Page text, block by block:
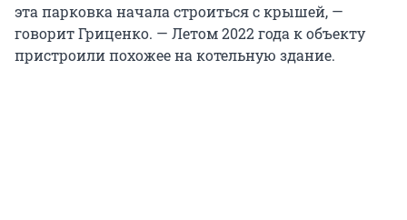
эта парковка начала строиться с крышей, —
говорит Гриценко. — Летом 2022 года к объекту
пристроили похожее на котельную здание.